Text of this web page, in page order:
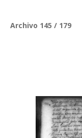
Archivo 145 / 179